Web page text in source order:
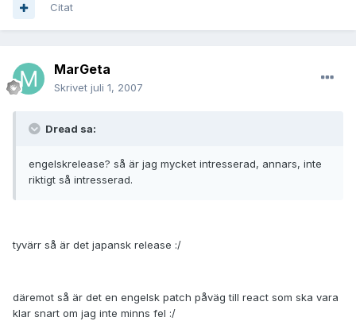
Citat
MarGeta
Skrivet juli 1, 2007
Dread sa:
engelskrelease? så är jag mycket intresserad, annars, inte
riktigt så intresserad.
tyvärr så är det japansk release :/
däremot så är det en engelsk patch påväg till react som ska vara
klar snart om jag inte minns fel :/